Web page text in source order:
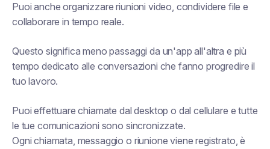
Puoi anche organizzare riunioni video, condividere file e
collaborare in tempo reale.
Questo significa meno passaggi da un'app all'altra e più
tempo dedicato alle conversazioni che fanno progredire il
tuo lavoro.
Puoi effettuare chiamate dal desktop o dal cellulare e tutte
le tue comunicazioni sono sincronizzate.
Ogni chiamata, messaggio o riunione viene registrato, è